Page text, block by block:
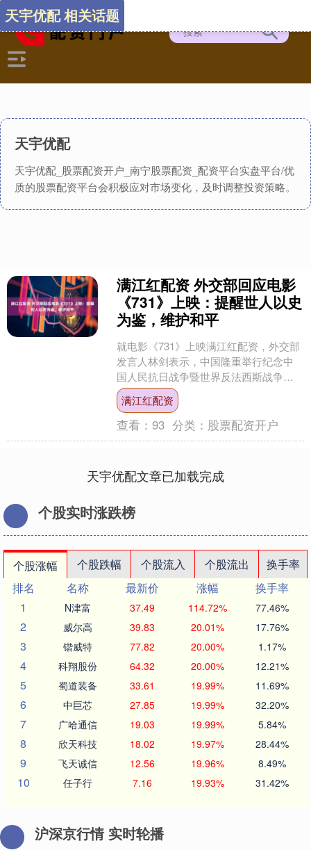
天宇优配
天宇优配_股票配资开户_南宁股票配资_配资平台实盘平台/优
质的股票配资平台会积极应对市场变化，及时调整投资策略。
天宇优配 相关话题
满江红配资 外交部回应电影
《731》上映：提醒世人以史
为鉴，维护和平
就电影《731》上映满江红配资，外交部
发言人林剑表示，中国隆重举行纪念中
国人民抗日战争暨世界反法西斯战争胜
利80周年活动，目的是铭记历史、缅怀
先烈、珍爱和平、开....
满江红配资
查看：93 分类： 股票配资开户
天宇优配文章已加载完成
个股实时涨跌榜
个股涨幅 个股跌幅 个股流入 个股流出
换手率
排名
名称 最新价 涨幅
换手率
1
N津富 37.49 114.72% 77.46%
2 威尔高 39.83 20.01% 17.76%
3 锴威特 77.82 20.00% 1.17%
4 科翔股份 64.32 20.00% 12.21%
5 蜀道装备 33.61 19.99% 11.69%
6 中巨芯 27.85 19.99% 32.20%
7 广哈通信 19.03 19.99% 5.84%
8 欣天科技 18.02 19.97% 28.44%
9 飞天诚信 12.56 19.96% 8.49%
10 任子行 7.16 19.93% 31.42%
沪深京行情 实时轮播